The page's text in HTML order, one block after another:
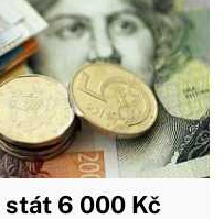
stát 6 000 Kč